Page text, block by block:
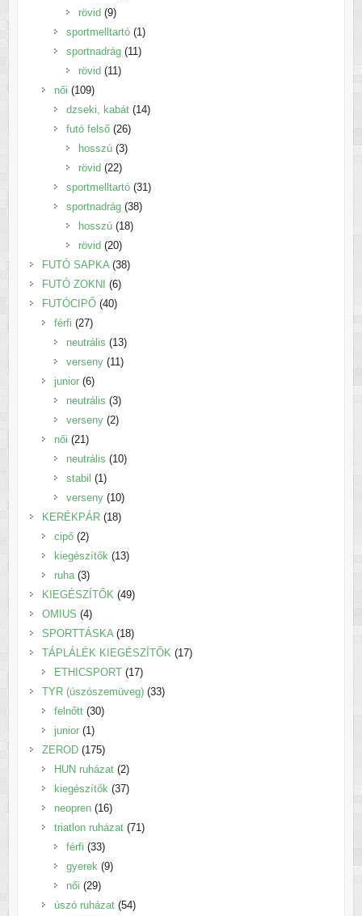
rövid 99
termék
sportmelltartó 11
termék
sportnadrág 1111
rövid 1111
női 109109
termék
dzseki, kabát 1414
futó felső 2626
termék
hosszú 33
rövid 2222
termék
sportmelltartó 3131
sportnadrág 3838
hosszú 1818
rövid 2020
termék
FUTÓ SAPKA 3838
FUTÓ ZOKNI 66
termék
FUTÓCIPŐ 4040
férfi 2727
termék
neutrális 1313
termék
verseny 1111
junior 66
termék
neutrális 33
termék
verseny 22
női 2121
termék
neutrális 1010
stabil 11
termék
verseny 1010
termék
KERÉKPÁR 1818
cipő 22
termék
kiegészítők 1313
ruha 33
termék
KIEGÉSZÍTŐK 4949
OMIUS 44
termék
SPORTTÁSKA 1818
termék
TÁPLÁLÉK KIEGÉSZÍTŐK 1717
ETHICSPORT 1717
termék
TYR (úszószemüveg) 3333
felnőtt 3030
junior 11
termék
ZEROD 175175
termék
HUN ruházat 22
termék
kiegészítők 3737
neopren 1616
termék
triatlon ruházat 7171
férfi 3333
termék
gyerek 99
női 2929
termék
úszó ruházat 5454